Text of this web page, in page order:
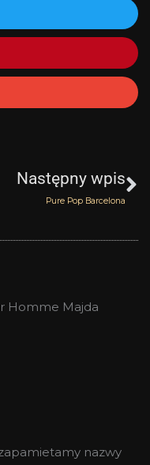
Następny wpis
Pure Pop Barcelona
Homme Majda
nazwy